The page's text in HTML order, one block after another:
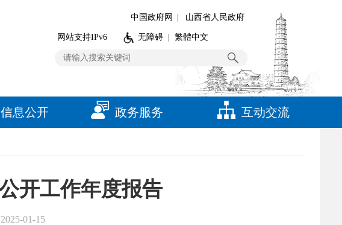
中国政府网 山西省人民政府
网站支持IPv6 无障碍 繁體中文
息公开 政务服务 互动交流
开工作年度报告
01-15